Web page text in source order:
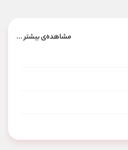
مشاهده‌ی بیشتر ...